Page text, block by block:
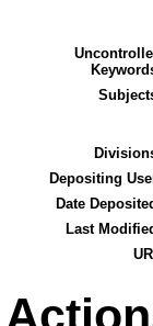
Depositing
Date
Last